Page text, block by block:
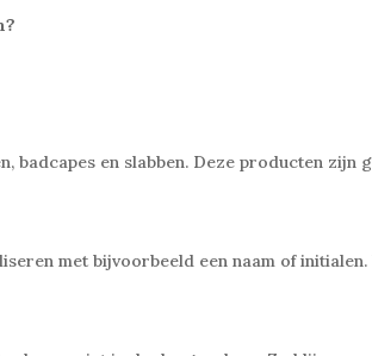
badcapes en slabben. Deze producten zijn
met bijvoorbeeld een naam of